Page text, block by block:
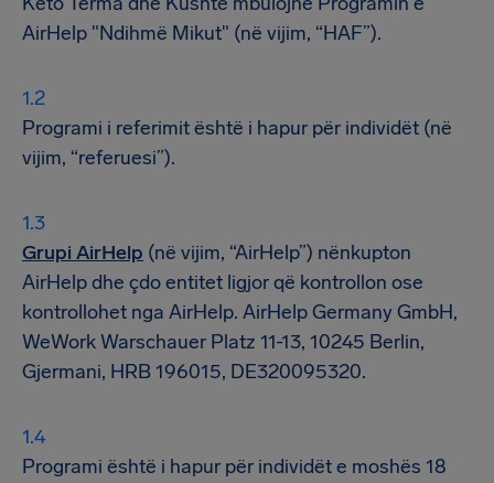
AirHelp "Ndihmë Mikut" (në vijim, “HAF”).
Programi i referimit është i hapur për individët (në
vijim, “referuesi”).
Grupi AirHelp (në vijim, “AirHelp”) nënkupton
AirHelp dhe çdo entitet ligjor që kontrollon ose
kontrollohet nga AirHelp. AirHelp Germany GmbH,
WeWork Warschauer Platz 11-13, 10245 Berlin,
Gjermani, HRB 196015, DE320095320.
Programi është i hapur për individët e moshës 18